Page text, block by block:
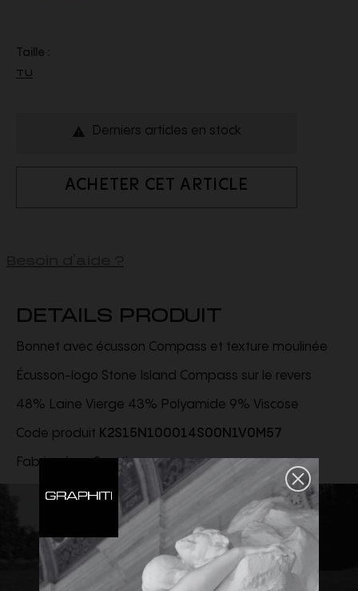
Taille :
TU
 Derniers articles en stock
ACHETER CET ARTICLE
DETAILS PRODUIT
Bonnet avec écusson Compass et texture moulinée
Écusson-logo Stone Island Compass sur le revers
48% Laine Vierge 43% Polyamide 9% Viscose
Code produit K2S15N100014S00N1V0M57
Fabriqué en Croatie